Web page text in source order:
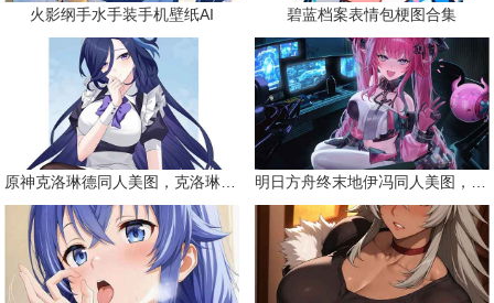
火影纲手水手装手机壁纸AI 碧蓝档案表情包梗图合集